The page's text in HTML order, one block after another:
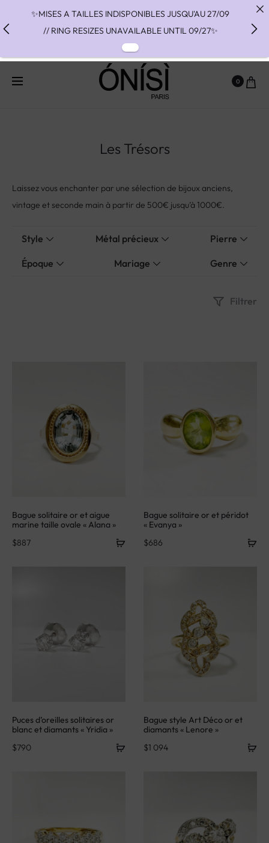
0
Les Trésors
Laissez vous enchanter par une sélection de bijoux anciens,
vintage et seconde main à partir de 500€ jusqu’à 1000€.
Style Métal précieux Pierre
Époque Mariage Genre
Filtrer
Bague solitaire or et aigue
marine taille ovale « Alana »
$887
Bague solitaire or et péridot
« Evanya »
$686
Puces d’oreilles solitaires or
blanc et diamants « Yridia »
$790
Bague style Art Déco or et
diamants « Lenore »
$1 094
✨MISES A TAILLES INDISPONIBLES JUSQU'AU 27/09
// RING RESIZES UNAVAILABLE UNTIL 09/27✨
✨ FAST SHIPPING TO THE US WITH DHL EXPRESS -
NO SUPRISE DUTIES AT DELIVERY ✨
✨ PAIEMENT EN 3 OU 4 FOIS SANS FRAIS AVEC